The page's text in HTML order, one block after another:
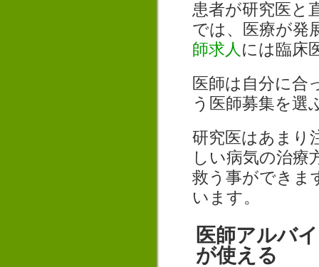
患者が研究医と
では、医療が発
師求人 には臨床
医師は自分に合
う医師募集を選
研究医はあまり
しい病気の治療
救う事ができま
います。
医師アルバ
が使える